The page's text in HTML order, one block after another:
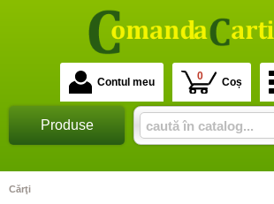
Contul meu 0 Coș
Produse
Cărţi